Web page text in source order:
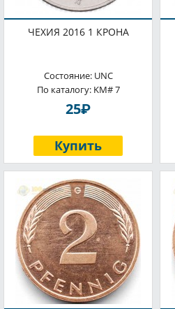
ЧЕХИЯ 2016 1 КРОНА
Состояние: UNC
По каталогу: KM# 7
25P
Купить